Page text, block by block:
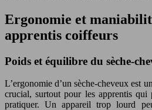
Ergonomie et
apprentis coiffeurs
Poids et équilibre du sèche-
L’ergonomie d’un sèche-cheveux est
crucial, surtout pour les apprentis qui
pratiquer. Un appareil trop lourd